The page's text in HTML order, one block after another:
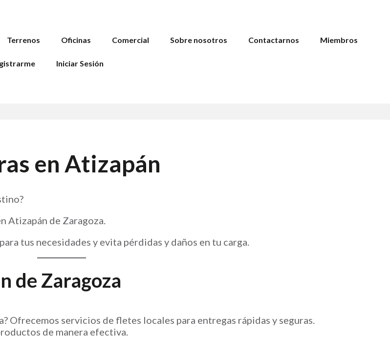
Terrenos Oficinas Comercial Sobre nosotros Contactarnos Miembros
Iniciar Sesión
en Atizapán
Atizapán de Zaragoza.
tus necesidades y evita pérdidas y daños en tu carga.
de Zaragoza
Ofrecemos servicios de fletes locales para entregas rápidas y seguras.
de manera efectiva.